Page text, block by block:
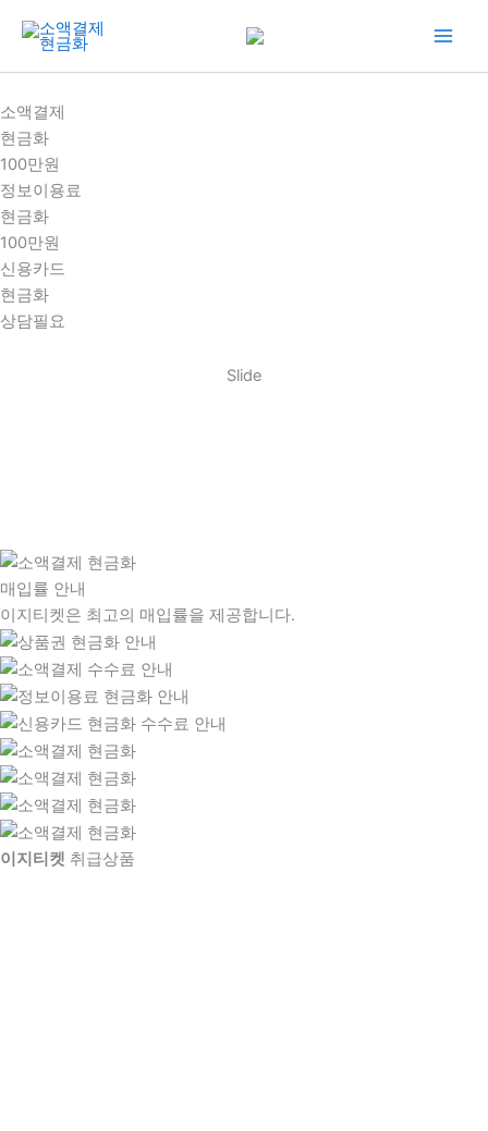
건
너
뛰
기
소액결제
현금화
100만원
정보이용료
현금화
100만원
신용카드
현금화
상담필요
Slide
매입률 안내
이지티켓은 최고의 매입률을 제공합니다.
이지티켓 취급상품